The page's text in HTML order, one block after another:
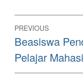
Post
navigation
PREVIOUS
Previous
post:
Beasiswa
Pelajar